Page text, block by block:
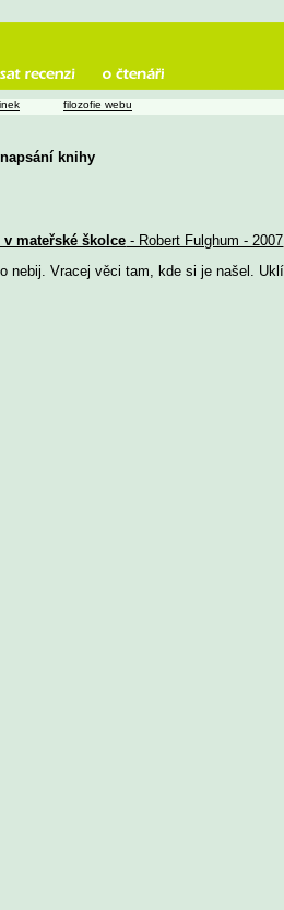
knihy
mateřské školce - Robert Fulghum - 2007
nebij. Vracej věci tam, kde si je našel.
filozofie webu